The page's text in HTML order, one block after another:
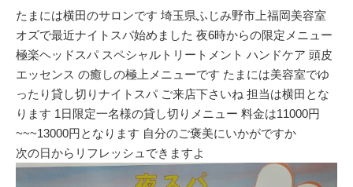
たまには横田のサロンです 埼玉県ふじみ野市上福岡美容室
オズで最近ナイトスパ始めました 夜6時からの限定メニュー
極楽ヘッドスパ スペシャルトリートメント ハンドケア 頭皮
エッセンス の癒しの極上メニューです たまには美容室でゆ
ったり貸し切りナイトスパ ご来店下さいね 担当は横田とな
ります 1日限定一名様の貸し切りメニュー 料金は11000円
~~~13000円となります 自分のご褒美にいかがですか
次の日からリフレッシュできますよ